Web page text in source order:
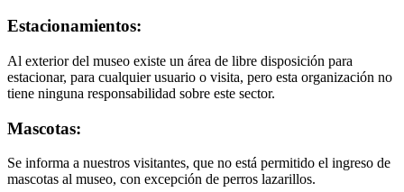
Estacionamientos:
Al exterior del museo existe un área de libre disposición para
estacionar, para cualquier usuario o visita, pero esta organización no
tiene ninguna responsabilidad sobre este sector.
Mascotas:
Se informa a nuestros visitantes, que no está permitido el ingreso de
mascotas al museo, con excepción de perros lazarillos.